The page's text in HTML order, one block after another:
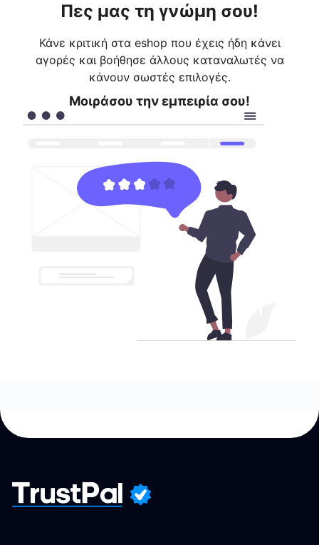
Πες μας τη γνώμη σου!
Κάνε κριτική στα eshop που έχεις ήδη κάνει
αγορές και βοήθησε άλλους καταναλωτές να
κάνουν σωστές επιλογές.
Μοιράσου την εμπειρία σου!